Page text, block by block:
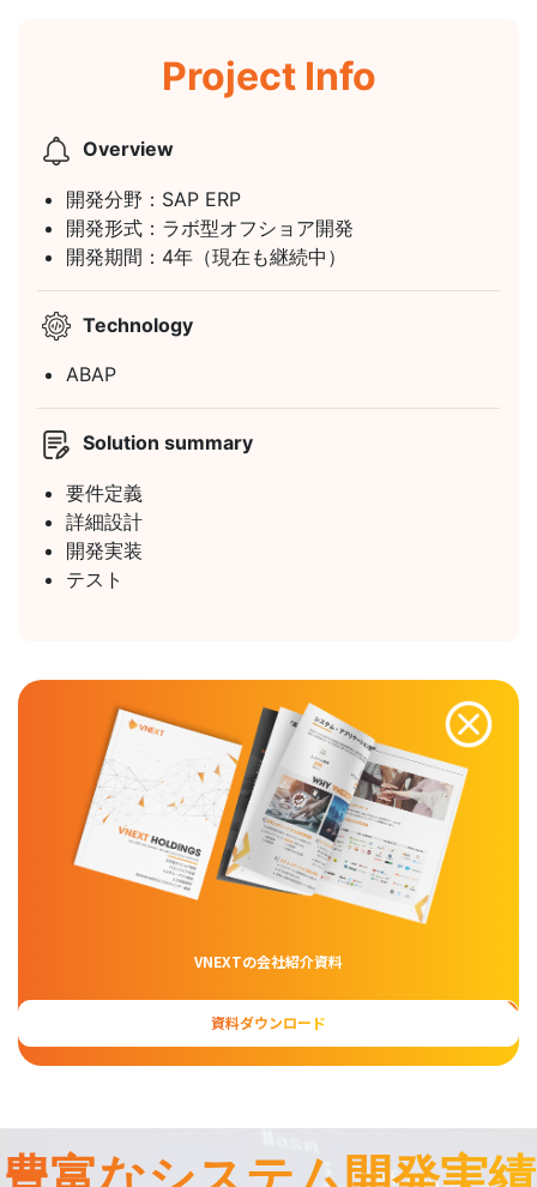
Project Info
Overview
開発分野：SAP ERP
開発形式：ラボ型オフショア開発
開発期間：4年（現在も継続中）
Technology
ABAP
Solution summary
要件定義
詳細設計
開発実装
テスト
VNEXTの会社紹介資料
資料ダウンロード